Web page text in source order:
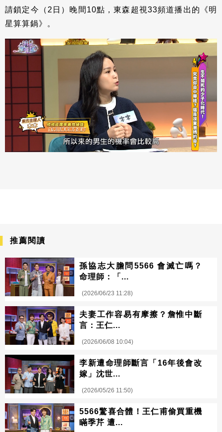
請鎖定今（2日）晚間10點，東森超視33頻道播出的《明
星算算鍋》。
推薦閱讀
孫協志大膽問5566 會滅亡嗎？
命理師：「...
(2026/06/23 11:28)
夫妻工作容易有摩擦？詹惟中斷
言：王仁...
(2026/06/08 10:04)
李新遭命理師斷言「16年後會改
嫁」沈世...
(2026/05/26 11:50)
5566驚喜合體！王仁甫偷買重機
瞞季芹 遭...